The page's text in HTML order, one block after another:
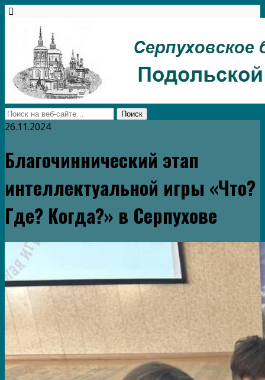
26.11.2024
Благочиннический этап
интеллектуальной игры «Что?
Где? Когда?» в Серпухове